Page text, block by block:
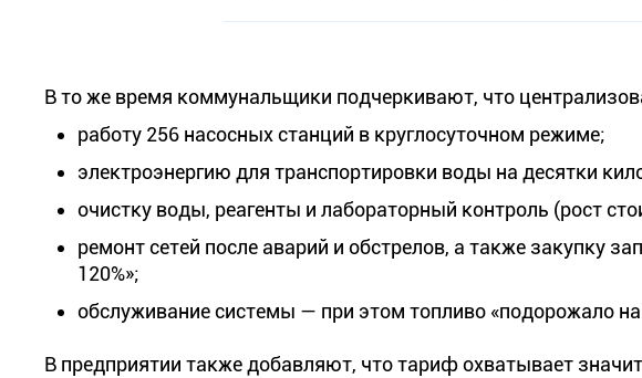
В то же время коммунальщики подчеркивают, что
работу 256 насосных станций в круглосуточном режиме;
электроэнергию для транспортировки воды на десятки
очистку воды, реагенты и лабораторный контроль (рост
ремонт сетей после аварий и обстрелов, а также закупку
120%»;
обслуживание системы — при этом топливо «подорожало на
В предприятии также добавляют, что тариф охватывает